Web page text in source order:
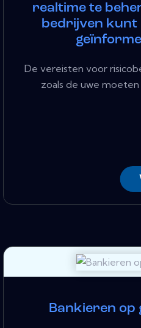
realtime te
bedrijven kunt
De vereisten voor
zoals de uwe moeten
Bankieren op